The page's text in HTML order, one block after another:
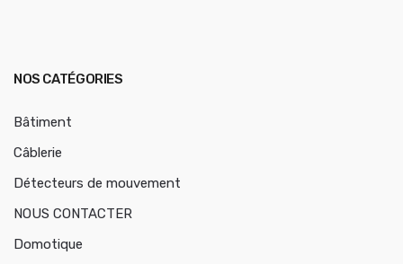
NOS CATÉGORIES
Bâtiment
Câblerie
Détecteurs de mouvement
NOUS CONTACTER
Domotique